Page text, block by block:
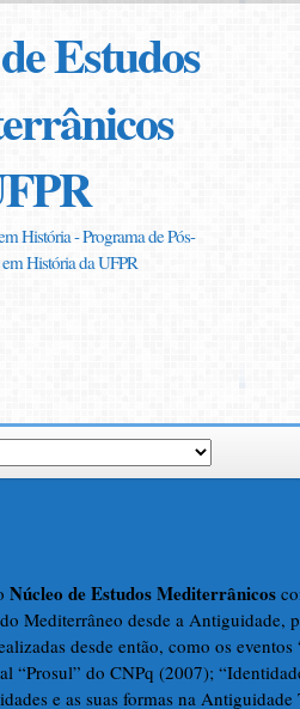
Estudos
História - Programa de Pós-
História da UFPR
Núcleo de Estudos Mediterrânicos
Mediterrâneo desde a Antiguidade,
desde então, como os
“Prosul” do CNPq (2007);
e as suas formas na